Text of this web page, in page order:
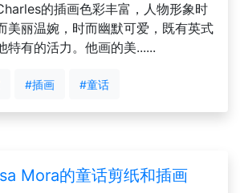
的插画色彩丰富，人物形象时
美丽温婉，时而幽默可爱，既有英式
特有的活力。他画的美......
#插画 #童话
Mora的童话剪纸和插画